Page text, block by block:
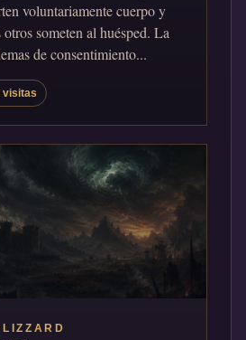
voluntariamente cuerpo y
someten al huésped. La
de consentimiento...
visitas